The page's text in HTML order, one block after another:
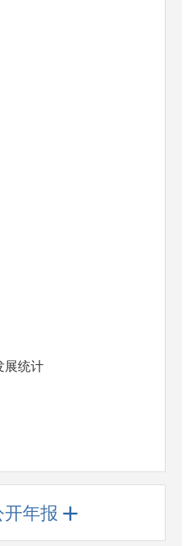
展统计
年报